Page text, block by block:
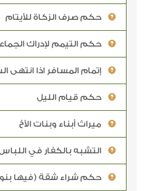
حكم صرف الزكاة للأيتام
حكم التيمم لإدراك
إتمام المسافر اذا انتهى
حكم قيام الليل
ميراث أبناء وبنات الأخ
التشبه بالكفار في
حكم شراء شقة (فيها